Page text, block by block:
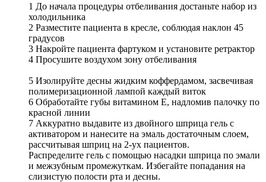
1 До начала процедуры отбеливания достаньте набор из
холодильника
2 Разместите пациента в кресле, соблюдая наклон 45
градусов
3 Накройте пациента фартуком и установите ретрактор
4 Просушите воздухом зону отбеливания
5 Изолируйте десны жидким коффердамом, засвечивая
полимеризационной лампой каждый виток
6 Обработайте губы витамином Е, надломив палочку по
красной линии
7 Аккуратно выдавите из двойного шприца гель с
активатором и нанесите на эмаль достаточным слоем,
рассчитывая шприц на 2-ух пациентов.
Распределите гель с помощью насадки шприца по эмали
и межзубным промежуткам. Избегайте попадания на
слизистую полости рта и десны.